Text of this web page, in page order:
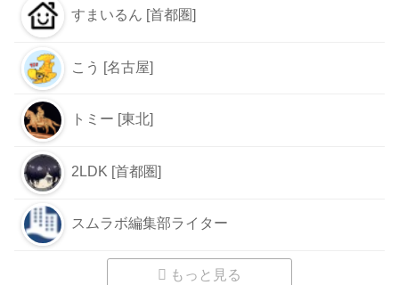
すまいるん [首都圏]
こう [名古屋]
トミー [東北]
2LDK [首都圏]
スムラボ編集部ライター
もっと見る